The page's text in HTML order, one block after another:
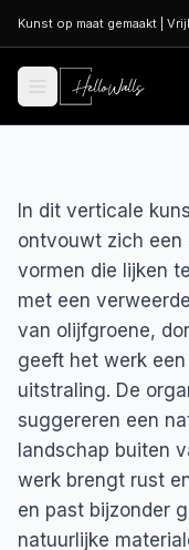
Ga naar hoofdinhoud
Kunst op maat gemaakt
In dit verticale
ontvouwt zich een
vormen die lijken
met een
van olijfgroene,
geeft het werk
uitstraling. De
suggereren een
landschap buiten
werk brengt rust
en past bijzonder
natuurlijke